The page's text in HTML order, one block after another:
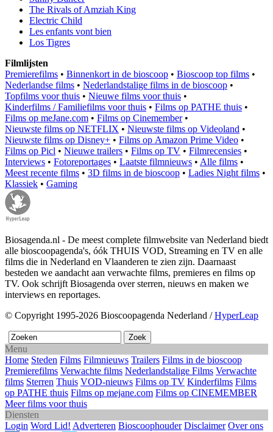
The Rivals of Amziah King
Electric Child
Les enfants vont bien
Los Tigres
Filmlijsten
Premierefilms • Binnenkort in de bioscoop • Bioscoop top films •
Nederlandse films • Nederlandstalige films in de bioscoop •
Topfilms voor thuis • Nieuwe films voor thuis •
Kinderfilms / Familiefilms voor thuis • Films op PATHE thuis •
Films op meJane.com • Films op Cinemember•
Nieuwste films op NETFLIX • Nieuwste films op Videoland •
Nieuwste films op Disney+ • Films op Amazon Prime Video •
Films op Picl • Nieuwe trailers • Films op TV • Filmrecensies •
Interviews • Fotoreportages • Laatste filmnieuws • Alle films •
Meest recente films • 3D films in de bioscoop • Ladies Night films •
Klassiek • Gaming
Biosagenda.nl - De meest complete filmwebsite van Nederland biedt
alle bioscoopagenda's, óók THUIS VOD, Streaming en TV en alle
films die in Nederland en Vlaanderen te zien zijn. Daarnaast
besteden we aandacht aan verwachte films, premieres en films op
TV. Ook schrijft Biosagenda over sterren, nieuws en maken we
interviews en reportages.
© Copyright 1995-2026 Bioscoopagenda Nederland /HyperLeap
Menu
Home Steden Films Filmnieuws Trailers Films in de bioscoop
Premierefilms Verwachte films Nederlandstalige Films Verwachte
films Sterren Thuis VOD-nieuws Films op TV Kinderfilms Films
op PATHE thuis Films op mejane.com Films op CINEMEMBER
Meer films voor thuis
Diensten
Login Word Lid! Adverteren Bioscoophouder Disclaimer Over ons